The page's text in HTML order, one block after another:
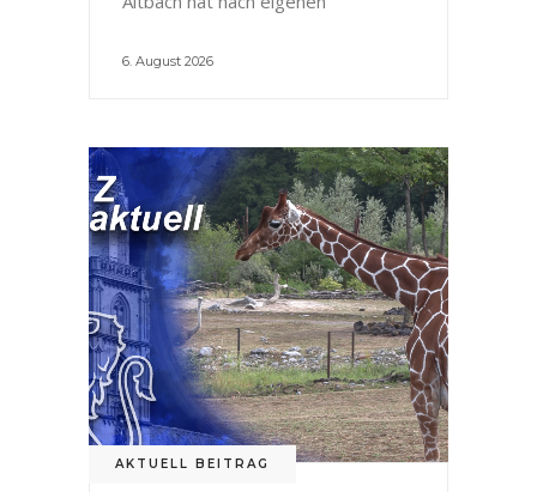
6. August 2026
AKTUELL BEITRAG